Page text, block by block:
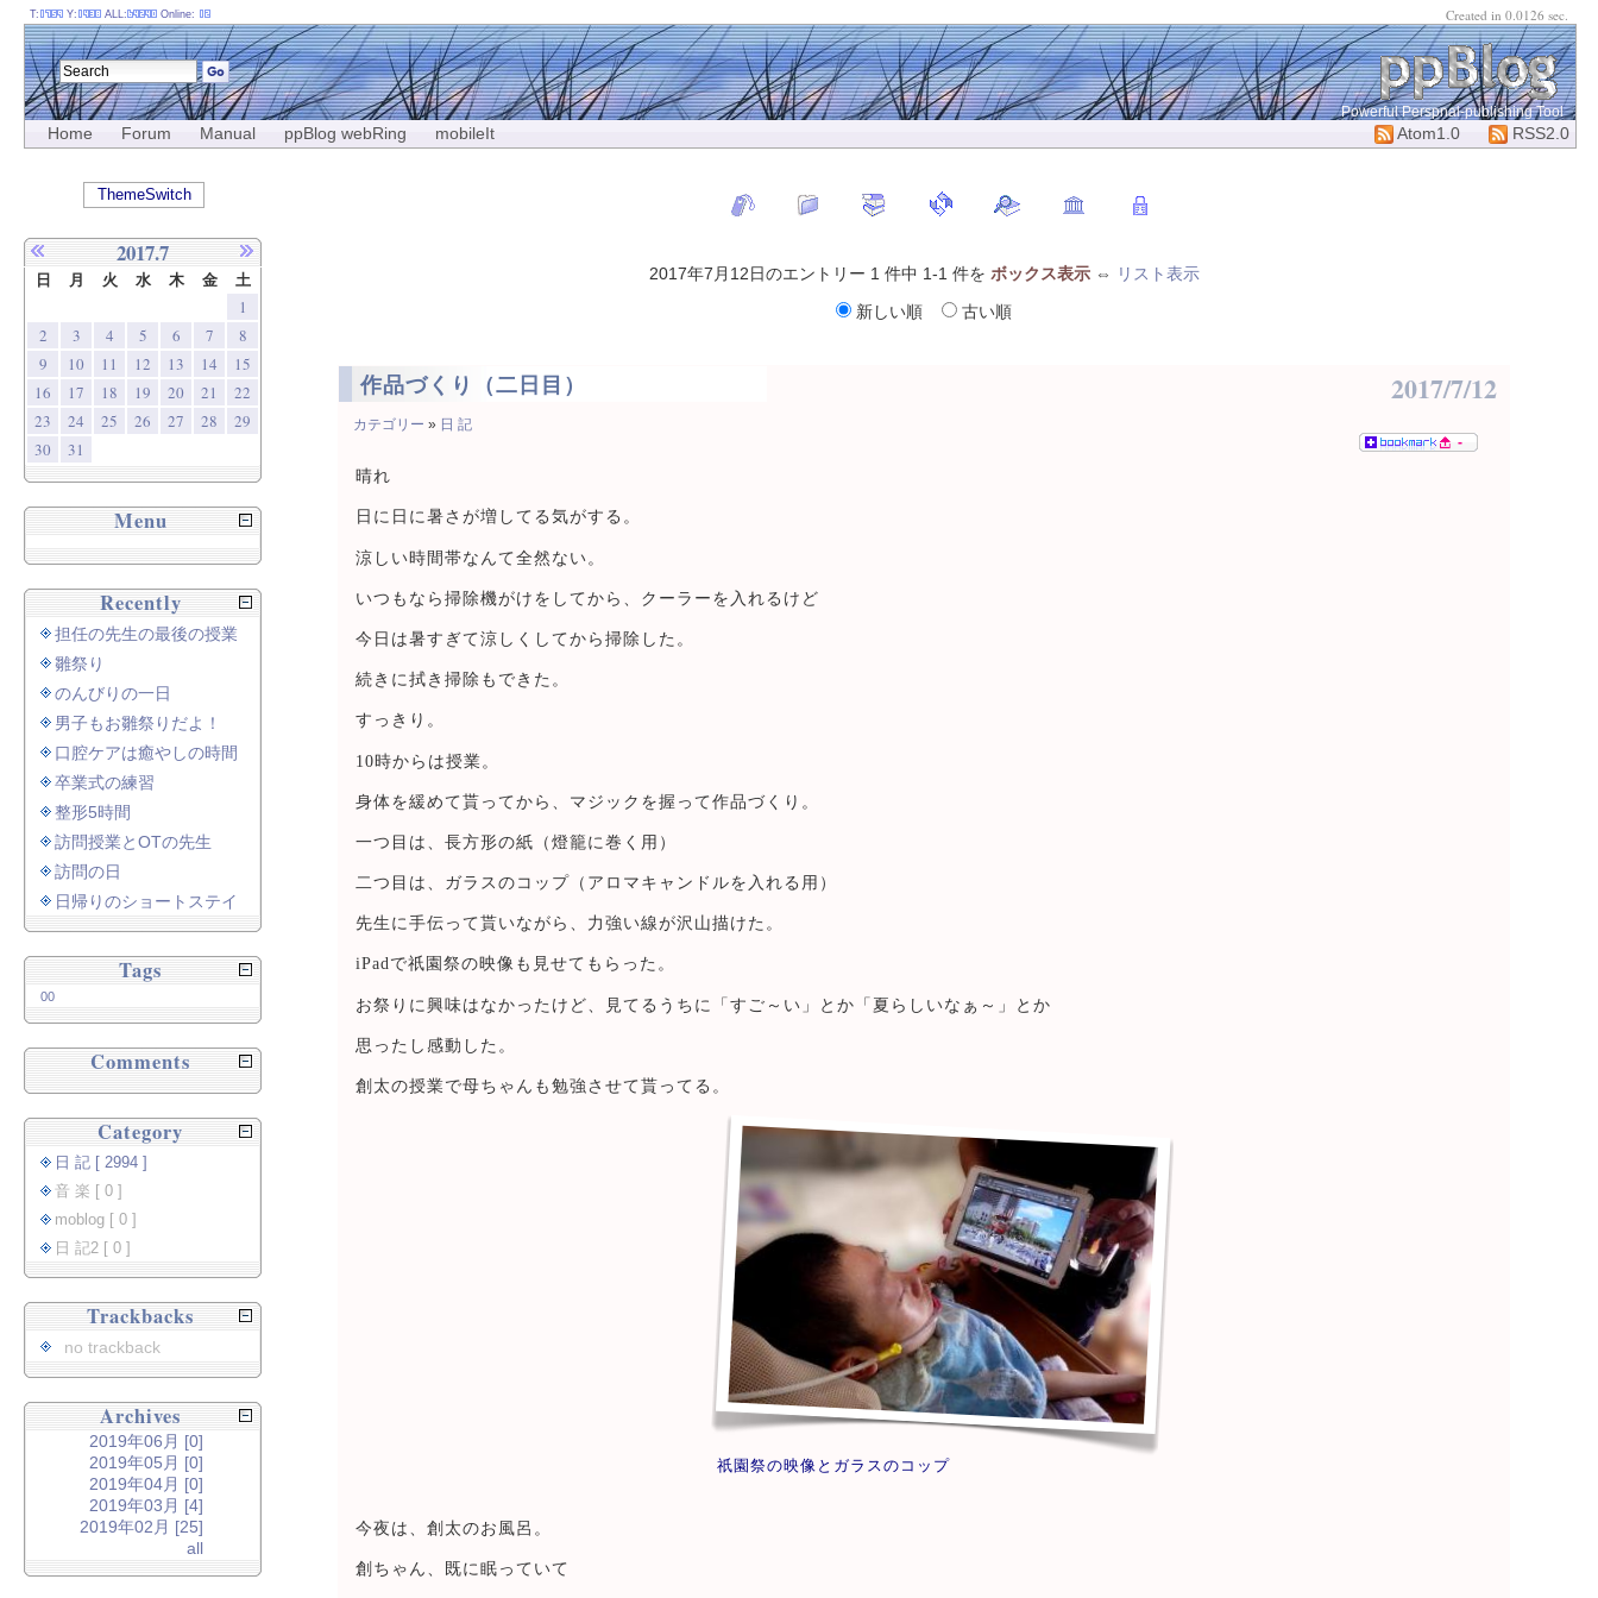
Powerful Perspnal-publishing Tool
Home Forum Manual ppBlog webRing mobileIt RSS2.0
Atom1.0
2017年7月12日のエントリー 1 件中 1-1 件を ボックス表示⇔
リスト表示
新しい順
古い順
作品づくり（二日目） 2017/7/12
カテゴリー » 日 記
-
晴れ
日に日に暑さが増してる気がする。
涼しい時間帯なんて全然ない。
いつもなら掃除機がけをしてから、クーラーを入れるけど
今日は暑すぎて涼しくしてから掃除した。
続きに拭き掃除もできた。
すっきり。
10時からは授業。
身体を緩めて貰ってから、マジックを握って作品づくり。
一つ目は、長方形の紙（燈籠に巻く用）
二つ目は、ガラスのコップ（アロマキャンドルを入れる用）
先生に手伝って貰いながら、力強い線が沢山描けた。
iPadで祇園祭の映像も見せてもらった。
お祭りに興味はなかったけど、見てるうちに「すご～い」とか「夏らしいなぁ～」とか
思ったし感動した。
創太の授業で母ちゃんも勉強させて貰ってる。
祇園祭の映像とガラスのコップ
今夜は、創太のお風呂。
創ちゃん、既に眠っていて
T: Y: ALL: Online:
ThemeSwitch
Created in 0.0126 sec.
2017.7
日 月 火 水 木 金 土
1
2
3 4 5 6 7
8
9
10 11 12 13 14
15
16
17 18 19 20 21
22
23
24 25 26 27 28
29
30
31
Menu
Recently
担任の先生の最後の授業
雛祭り
のんびりの一日
男子もお雛祭りだよ！
口腔ケアは癒やしの時間
卒業式の練習
整形5時間
訪問授業とOTの先生
訪問の日
日帰りのショートステイ
Tags
00
Comments
Category
日 記 [ 2994 ]
音 楽 [ 0 ]
moblog [ 0 ]
日 記2 [ 0 ]
Trackbacks
no trackback
Archives
2019年06月 [0]
2019年05月 [0]
2019年04月 [0]
2019年03月 [4]
2019年02月 [25]
all